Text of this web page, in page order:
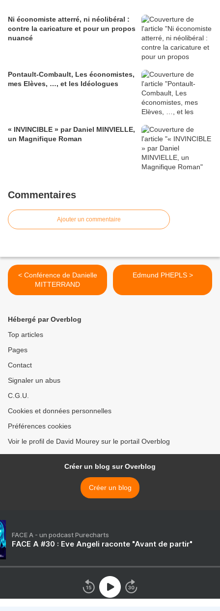
Ni économiste atterré, ni néolibéral :
contre la caricature et pour un propos
nuancé
Pontault-Combault, Les économistes,
mes Elèves, …, et les Idéologues
« INVINCIBLE » par Daniel MINVIELLE,
un Magnifique Roman
Commentaires
Ajouter un commentaire
< Conférence de Danielle
MITTERRAND
Edmund PHEPLS >
Hébergé par Overblog
Top articles
Pages
Contact
Signaler un abus
C.G.U.
Cookies et données personnelles
Préférences cookies
Voir le profil de David Mourey sur le portail Overblog
Créer un blog sur Overblog
Créer un blog
FACE A - un podcast Purecharts
FACE A #30 : Eve Angeli raconte "Avant de partir"